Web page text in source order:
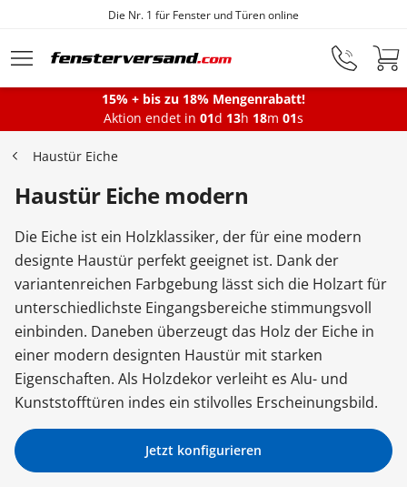
Zum Hauptinhalt springen
Die Nr. 1 für Fenster und Türen online
Montageservice
Fenster
Balkontüren
Terrassentüren
Haustüren
15% + bis zu 18% Mengenrabatt!
Aktion endet in 01d 13h 18m 00s
Haustür Eiche
Haustür Eiche modern
Die Eiche ist ein Holzklassiker, der für eine modern
designte Haustür perfekt geeignet ist. Dank der
variantenreichen Farbgebung lässt sich die Holzart für
unterschiedlichste Eingangsbereiche stimmungsvoll
einbinden. Daneben überzeugt das Holz der Eiche in
einer modern designten Haustür mit starken
Eigenschaften. Als Holzdekor verleiht es Alu- und
Kunststofftüren indes ein stilvolles Erscheinungsbild.
Jetzt konfigurieren